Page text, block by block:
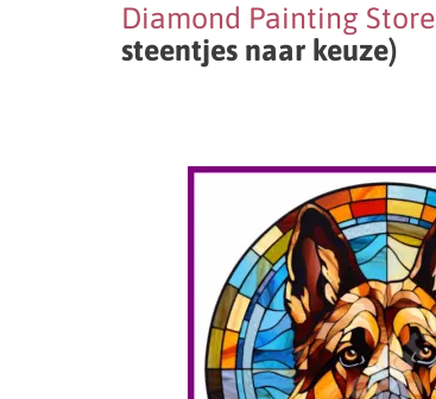
Diamond Painting Store
steentjes naar keuze)